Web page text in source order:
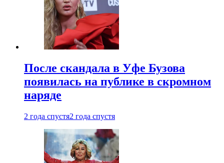
После скандала в Уфе Бузова
появилась на публике в скромном
наряде
2 года спустя2 года спустя